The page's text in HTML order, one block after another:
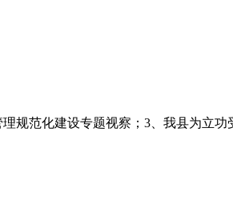
规范化建设专题视察；3、我县为立